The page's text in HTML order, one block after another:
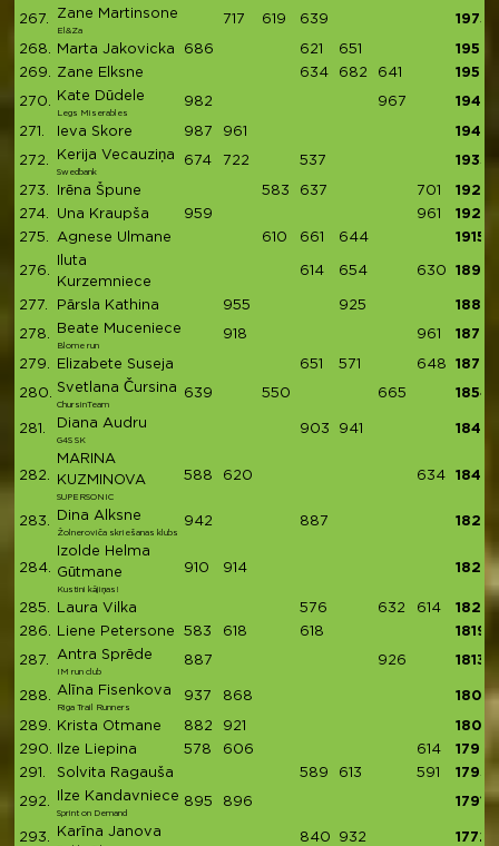
267. Zane Martinsone
El&Za
717 619 639 1975
268. Marta Jakovicka 686 621 651
1958
269.
Zane Elksne 634 682 641 1957
270. Kate Dūdele
Legs Miserables
982 967 1949
271. Ieva Skore 987 961 1948
272. Kerija Vecauziņa
Swedbank
674 722 537 1933
273. Irēna Špune 583 637 701
1921
274.
Una Kraupša 959 961
1920
275.
Agnese Ulmane 610 661 644 1915
276.
Iluta
Kurzemniece
614 654 630 1898
277. Pārsla Kathina 955 925 1880
278. Beate Muceniece
Blome run
918 961 1879
279. Elizabete Suseja 651 571 648 1870
280. Svetlana Čursina
ChursinTeam
639 550 665 1854
281. Diana Audru
G4S SK
903 941 1844
282.
MARINA
KUZMINOVA
SUPERSONIC
588 620 634 1842
283. Dina Alksne
Žolneroviča skriešanas klubs
942 887 1829
284.
Izolde Helma
Gūtmane
Kustini kājiņas!
910 914 1824
285. Laura Vilka 576 632 614
1822
286.
Liene Petersone 583 618 618 1819
287. Antra Sprēde
IM run club
887 926 1813
288. Alīna Fisenkova
Riga Trail Runners
937 868 1805
289. Krista Otmane 882 921
1803
290.
Ilze Liepina 578 606 614
1798
291.
Solvita Ragauša 589 613 591 1793
292. Ilze Kandavniece
Sprint on Demand
895 896 1791
293. Karīna Janova 840 932 1772